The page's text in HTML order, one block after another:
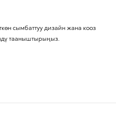
сымбаттуу дизайн жана кооз
тааныштырыңыз.